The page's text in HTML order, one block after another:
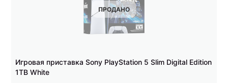
ПРОДАНО
Игровая приставка Sony PlayStation 5 Slim Digital Edition
1TB White